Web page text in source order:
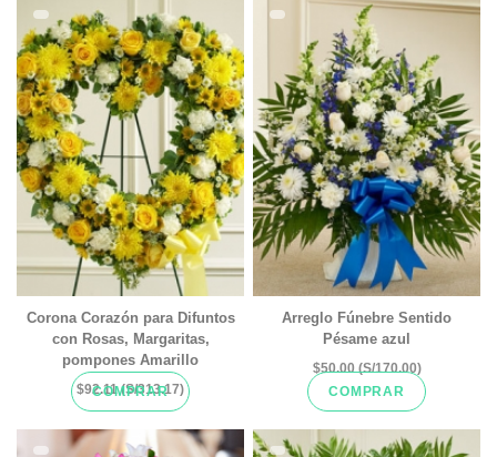
Corona Corazón para Difuntos
con Rosas, Margaritas,
pompones Amarillo
$92.11 (S/313.17)
COMPRAR
Arreglo Fúnebre Sentido
Pésame azul
$50.00 (S/170.00)
COMPRAR